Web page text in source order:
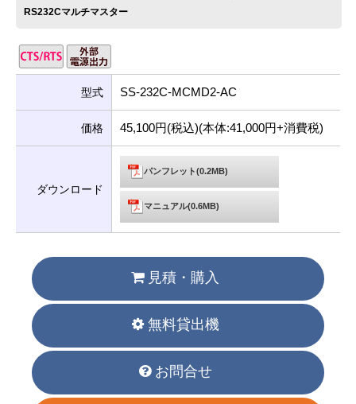
RS232Cマルチマスター
型式 SS-232C-MCMD2-AC
価格 45,100円(税込)(本体:41,000円+消費税)
ダウンロード
パンフレット(0.2MB)
マニュアル(0.6MB)
見積・購入
無料貸出機
お問合せ